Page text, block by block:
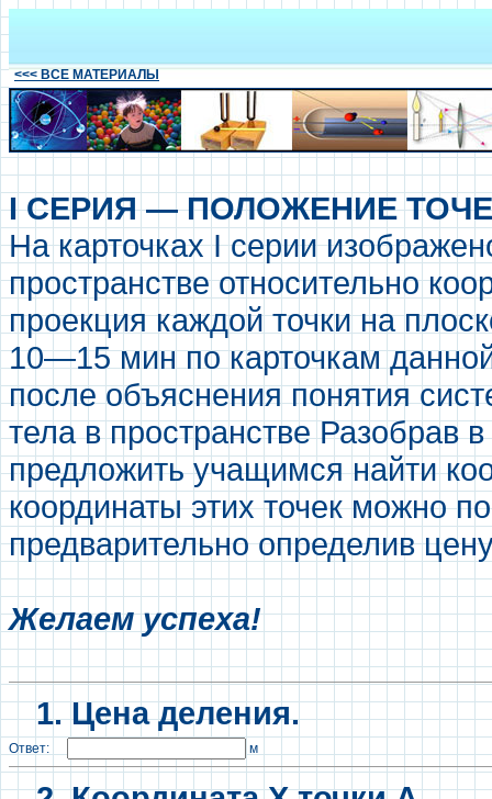
<<< ВСЕ МАТЕРИАЛЫ
I СЕРИЯ — ПОЛОЖЕНИЕ
На карточках I серии
пространстве относительно
проекция каждой точки на
10—15 мин по карточкам
после объяснения понятия
тела в пространстве Разобрав
предложить учащимся найти
координаты этих точек можно
предварительно определив
Желаем успеха!
1. Цена деления.
Ответ: м